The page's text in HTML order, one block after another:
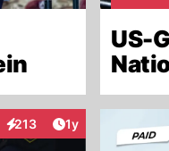
US-
213
InteraktionenArtikel
1y